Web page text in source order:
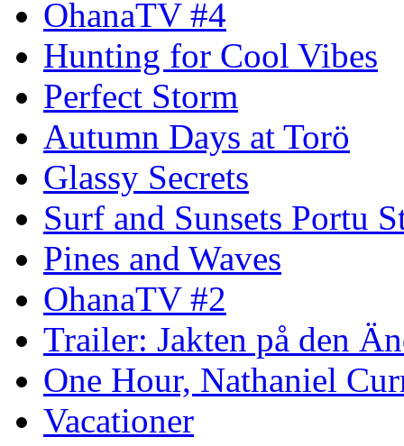
OhanaTV #4
Hunting for Cool Vibes
Perfect Storm
Autumn Days at Torö
Glassy Secrets
Surf and Sunsets Portu
Pines and Waves
OhanaTV #2
Trailer: Jakten på den
One Hour, Nathaniel
Vacationer